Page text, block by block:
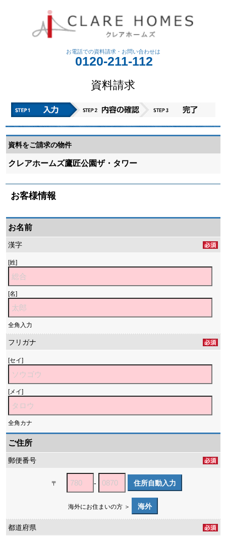
お電話での資料請求・ お問い合わせは
0120-211-112
資料請求
資料をご請求の物件
クレアホームズ鷹匠公園ザ・タワー
お客様情報
お名前
漢字
[姓]
[名]
全角入力
フリガナ
[セイ]
[メイ]
全角カナ
ご住所
郵便番号
〒 - 住所自動入力
海外にお住まいの方 ＞ 海外
都道府県